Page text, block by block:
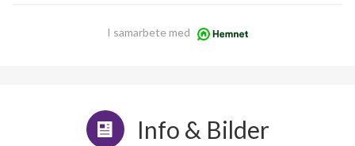
I samarbete med
Info & Bilder